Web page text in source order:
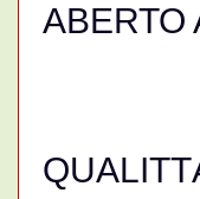
ABERTO